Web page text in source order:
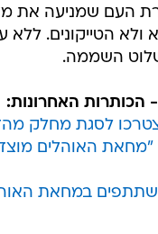
העם שמניעה את
ולא הטייקונים. ללא
השממה.
האחרונות:
לסגת מחלק
"מחאת האוהלים
במחאת